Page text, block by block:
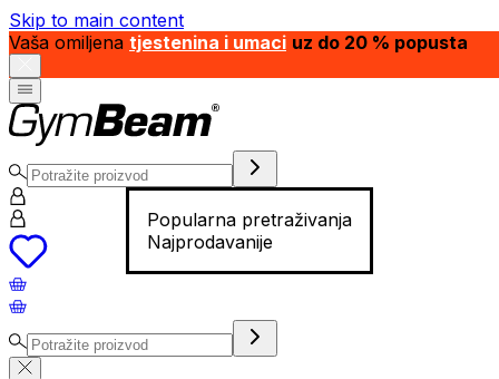
Skip to main content
Vaša omiljena tjestenina i umaci uz do 20 % popusta
Popularna pretraživanja
Najprodavanije